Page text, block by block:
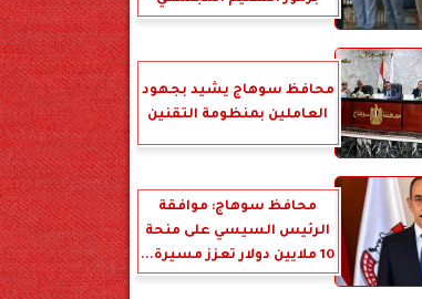
محافظ سوهاج يشيد بجهود
العاملين بمنظومة التقنين
محافظ سوهاج: موافقة
الرئيس السيسي على منحة
10 ملايين دولار تعزز مسيرة...